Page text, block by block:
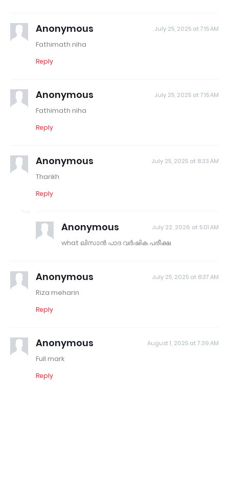
Anonymous July 25, 2025 at 7:15 AM
Fathimath niha
Reply
Anonymous July 25, 2025 at 7:15 AM
Fathimath niha
Reply
Anonymous July 25, 2025 at 8:33 AM
Tharikh
Reply
Anonymous July 22, 2026 at 5:01 AM
what ലിസാൻ പാദ വർഷിക പരീക്ഷ
Anonymous July 25, 2025 at 8:37 AM
Riza meharin
Reply
Anonymous August 1, 2025 at 7:39 AM
Full mark
Reply